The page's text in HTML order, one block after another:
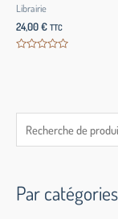
Par catégories
Librairie
24,00€ TTC